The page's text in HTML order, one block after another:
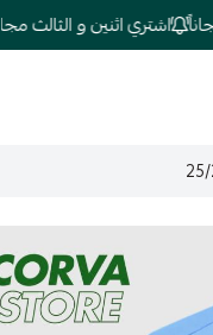
اشتري اثنين و الثالث مجاناً